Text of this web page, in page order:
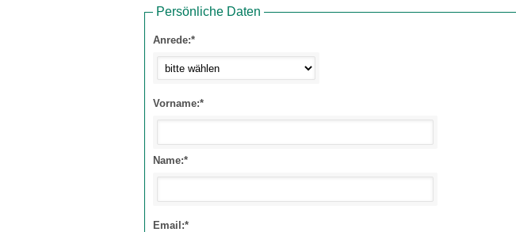
Persönliche Daten
Anrede:*
Vorname:*
Name:*
Email:*